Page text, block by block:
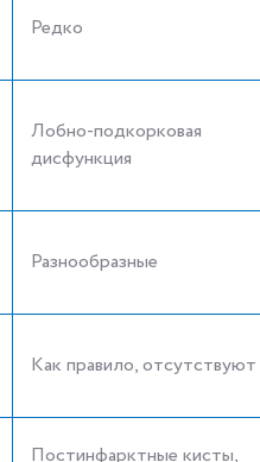
Редко
Лобно-подкорковая
дисфункция
Разнообразные
Как правило, отсутствуют
Постинфарктные кисты,